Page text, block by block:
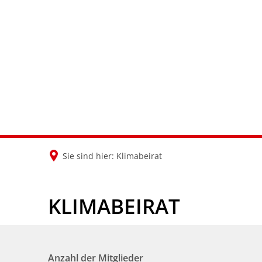
Sie sind hier: Klimabeirat
KLIMABEIRAT
Anzahl der Mitglieder